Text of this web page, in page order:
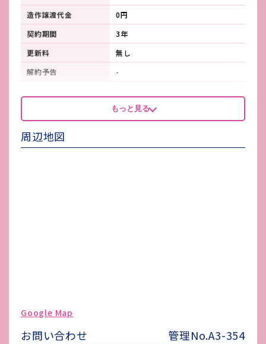
造作譲渡代金
0円
契約期間
3年
更新料
無し
解約予告
-
看板製作費
-
看板使用料・
維持管理費
-
鍵交換費
-
もっと見る
周辺地図
Google Map
お問い合わせ 管理No.A3-354